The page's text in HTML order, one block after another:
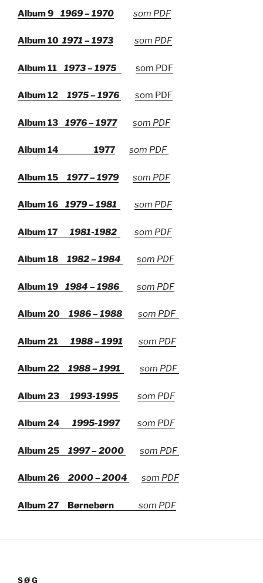
Album 9 1969 – 1970 som PDF
Album 10 1971 – 1973 som PDF
Album 11 1973 – 1975 som PDF
Album 12 1975 – 1976 som PDF
Album 13 1976 – 1977 som PDF
Album 14 1977 som PDF
Album 15 1977 – 1979 som PDF
Album 16 1979 – 1981 som PDF
Album 17 1981-1982 som PDF
Album 18 1982 – 1984 som PDF
Album 19 1984 – 1986 som PDF
Album 20 1986 – 1988 som PDF
Album 21 1988 – 1991 som PDF
Album 22 1988 – 1991 som PDF
Album 23 1993-1995 som PDF
Album 24 1995-1997 som PDF
Album 25 1997 – 2000 som PDF
Album 26 2000 – 2004 som PDF
Album 27 Børnebørn som PDF
SØG